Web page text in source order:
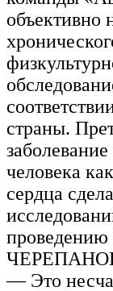
объективно
страны.
человека
сердца
проведению
— Это